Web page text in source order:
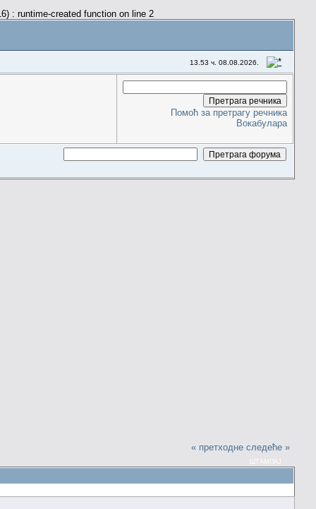
: runtime-created function on line 2
13.53 ч. 08.08.2026.
Помоћ за претрагу речника
Вокабулара
« претходне следеће »